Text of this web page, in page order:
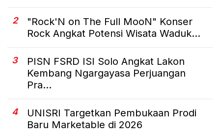
2
"Rock'N on The Full MooN" Konser
Rock Angkat Potensi Wisata Waduk...
3
PISN FSRD ISI Solo Angkat Lakon
Kembang Ngargayasa Perjuangan
Pra...
4
UNISRI Targetkan Pembukaan Prodi
Baru Marketable di 2026